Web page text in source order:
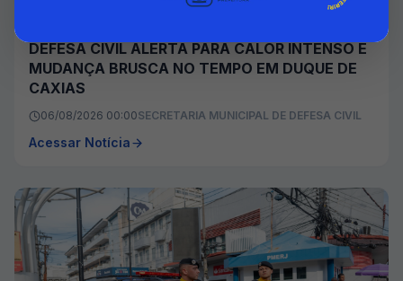
DEFESA CIVIL ALERTA PARA CALOR INTENSO E
MUDANÇA BRUSCA NO TEMPO EM DUQUE DE
CAXIAS
06/08/2026 00:00SECRETARIA MUNICIPAL DE DEFESA CIVIL
Acessar Notícia